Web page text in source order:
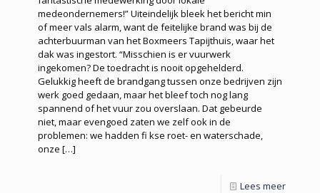
medeondernemers!” Uiteindelijk bleek het bericht min
of meer vals alarm, want de feitelijke brand was bij de
achterbuurman van het Boxmeers Tapijthuis, waar het
dak was ingestort. “Misschien is er vuurwerk
ingekomen? De toedracht is nooit opgehelderd.
Gelukkig heeft de brandgang tussen onze bedrijven zijn
werk goed gedaan, maar het bleef toch nog lang
spannend of het vuur zou overslaan. Dat gebeurde
niet, maar evengoed zaten we zelf ook in de
problemen: we hadden fi kse roet- en waterschade,
onze […]
Lees meer